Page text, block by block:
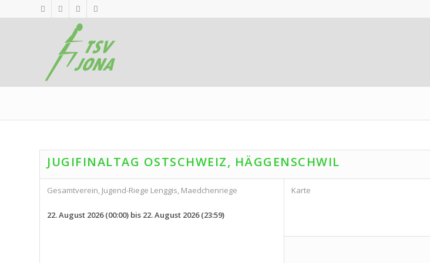
JUGIFINALTAG OSTSCHWEIZ, HÄGGENSCHWIL
Gesamtverein, Jugend-Riege Lenggis, Maedchenriege
22. August 2026 (00:00) bis 22. August 2026 (23:59)
Karte